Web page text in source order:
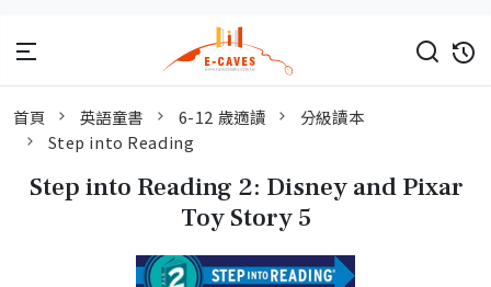
首頁 英語童書 6-12 歲適讀
分級讀本
Step into Reading
Step into Reading 2: Disney and Pixar
Toy Story 5